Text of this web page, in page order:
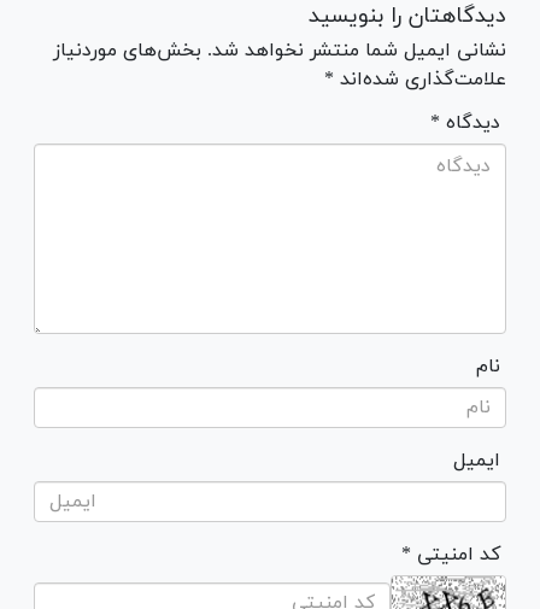
دیدگاهتان را بنویسید
نشانی ایمیل شما منتشر نخواهد شد. بخش‌های موردنیاز
علامت‌گذاری شده‌اند *
* دیدگاه
نام
ایمیل
* کد امنیتی